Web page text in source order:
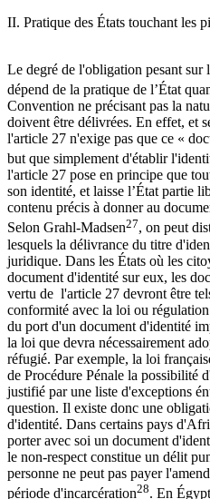
II. Pratique des États touchant les
Le degré de l'obligation pesant sur
dépend de la pratique de l’État
Convention ne précisant pas la
doivent être délivrées. En effet, et
l'article 27 n'exige pas que ce «
but que simplement d'établir
l'article 27 pose en principe que
son identité, et laisse l’État partie
contenu précis à donner au
Selon Grahl-Madsen27, on peut
lesquels la délivrance du titre
juridique. Dans les États où les
document d'identité sur eux, les
vertu de l'article 27 devront être
conformité avec la loi ou
du port d'un document d'identité
la loi que devra nécessairement
réfugié. Par exemple, la loi
de Procédure Pénale la possibilité
justifié par une liste d'exceptions
question. Il existe donc une
d'identité. Dans certains pays
porter avec soi un document
le non-respect constitue un délit
personne ne peut pas payer
période d'incarcération28. En